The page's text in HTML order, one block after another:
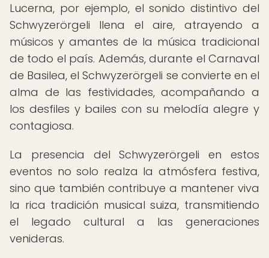
Lucerna, por ejemplo, el sonido distintivo del
Schwyzerörgeli llena el aire, atrayendo a
músicos y amantes de la música tradicional
de todo el país. Además, durante el Carnaval
de Basilea, el Schwyzerörgeli se convierte en el
alma de las festividades, acompañando a
los desfiles y bailes con su melodía alegre y
contagiosa.
La presencia del Schwyzerörgeli en estos
eventos no solo realza la atmósfera festiva,
sino que también contribuye a mantener viva
la rica tradición musical suiza, transmitiendo
el legado cultural a las generaciones
venideras.